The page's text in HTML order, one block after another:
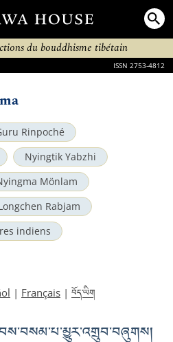
du bouddhisme tibétain
ISSN 2753-4812
Rinpoché
Nyingtik Yabzhi
Mönlam
Rabjam
indiens
| Français | བོད་ཡིག